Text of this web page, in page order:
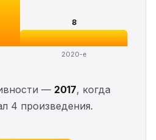
8
2020-е
— 2017, когда
4 произведения.